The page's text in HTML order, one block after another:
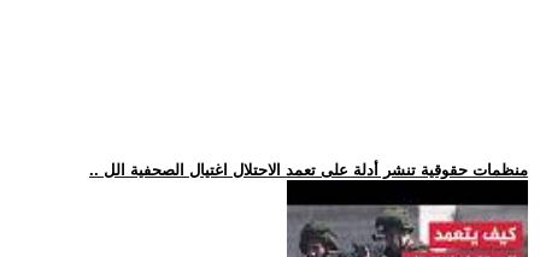
.. منظمات حقوقية تنشر أدلة على تعمد الاحتلال اغتيال الصحفية الل